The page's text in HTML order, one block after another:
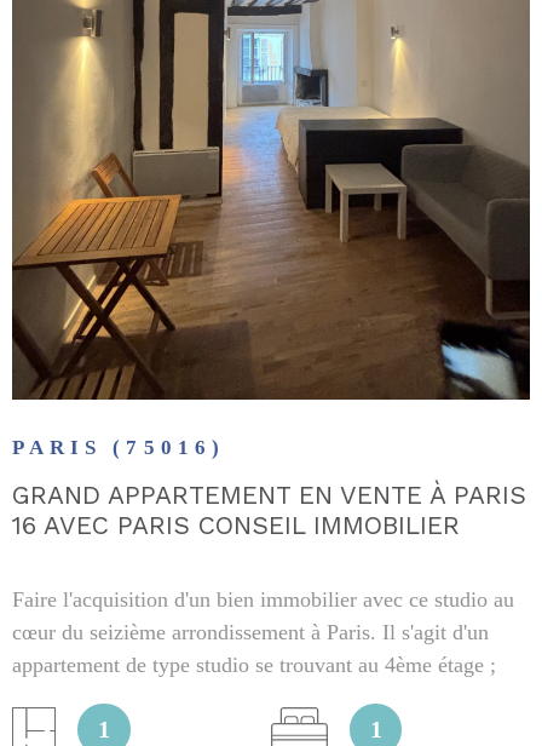
PARIS (75016)
GRAND APPARTEMENT EN VENTE À PARIS
16 AVEC PARIS CONSEIL IMMOBILIER
Faire l'acquisition d'un bien immobilier avec ce studio au
cœur du seizième arrondissement à Paris. Il s'agit d'un
appartement de type studio se trouvant au 4ème étage ;
1880, le bâtiment revêt le cachet de l'ancien. Ce logement
1 1
VOIR LE BIEN